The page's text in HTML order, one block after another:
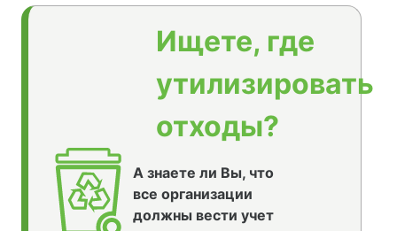
Ищете, где
утилизировать
отходы?
А знаете ли Вы, что
все организации
должны вести учет